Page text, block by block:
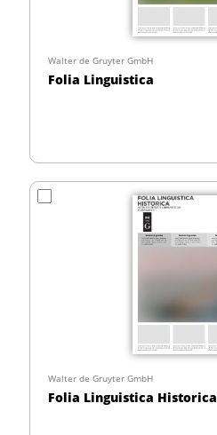
Walter de Gruyter GmbH
Folia Linguistica
Walter de Gruyter GmbH
Folia Linguistica Historica